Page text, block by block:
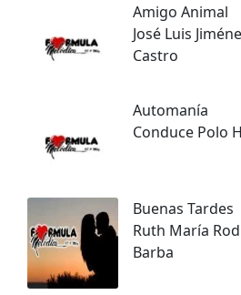
Amigo Animal
José Luis
Castro
Automanía
Conduce Polo
Buenas Tardes
Ruth María
Barba